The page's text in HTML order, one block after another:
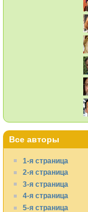
Все авторы
1-я страница
2-я страница
3-я страница
4-я страница
5-я страница